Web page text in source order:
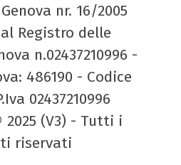
nr. 16/2005
Registro delle
n.02437210996 -
486190 - Codice
02437210996
(V3) - Tutti i
riservati